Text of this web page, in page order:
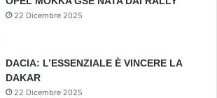
22 Dicembre 2025
DACIA: L’ESSENZIALE È VINCERE LA
DAKAR
22 Dicembre 2025